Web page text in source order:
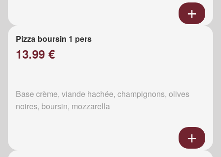
Pizza boursin 1 pers
13.99 €
Base crème, viande hachée, champignons, olives
noires, boursin, mozzarella